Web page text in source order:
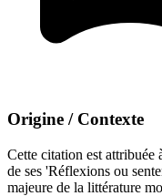
Origine / Contexte
Cette citation est
de ses 'Réflexions ou
majeure de la littérature